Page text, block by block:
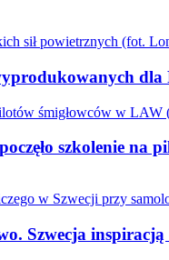
dla
szkolenie na
Szwecja